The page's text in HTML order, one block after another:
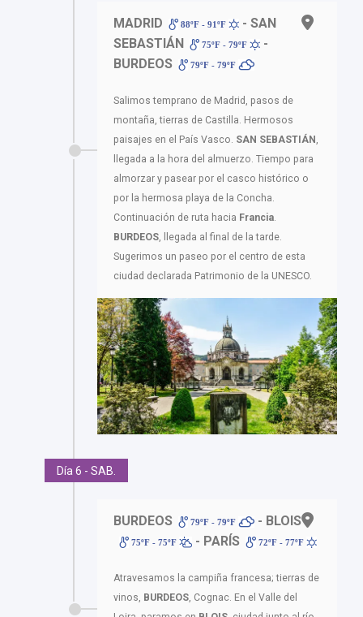
MADRID 88ºF - 91ºF
- SAN
SEBASTIÁN
75ºF - 79ºF
-
BURDEOS
79ºF - 79ºF
Salimos temprano de Madrid, pasos de
montaña, tierras de Castilla. Hermosos
paisajes en el País Vasco. SAN SEBASTIÁN
llegada a la hora del almuerzo. Tiempo para
almorzar y pasear por el casco histórico o
por la hermosa playa de la Concha.
Continuación de ruta hacia Francia
BURDEOS , llegada al final de la tarde.
Sugerimos un paseo por el centro de esta
ciudad declarada Patrimonio de la UNESCO.
Día 6 - SAB.
BURDEOS 79ºF - 79ºF - BLOIS
75ºF - 75ºF - PARÍS 72ºF - 77ºF
Atravesamos la campiña francesa; tierras de
vinos, BURDEOS, Cognac. En el Valle del